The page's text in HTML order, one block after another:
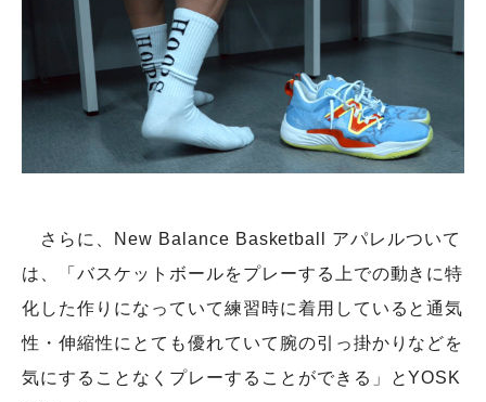
さらに、New Balance Basketball アパレルついて
は、「バスケットボールをプレーする上での動きに特
化した作りになっていて練習時に着用していると通気
性・伸縮性にとても優れていて腕の引っ掛かりなどを
気にすることなくプレーすることができる」とYOSK